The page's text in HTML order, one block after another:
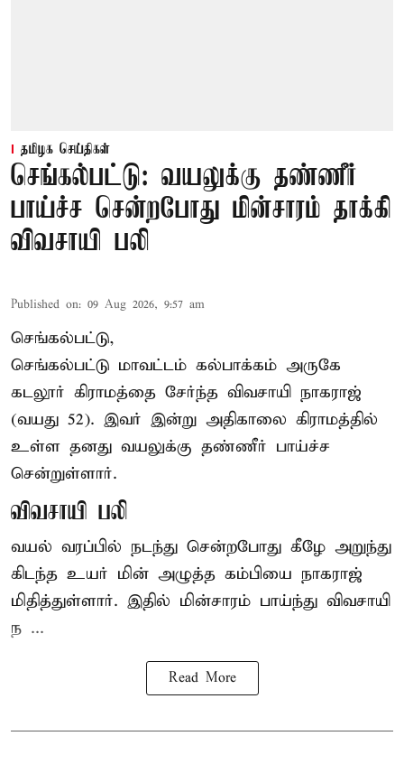
தமிழக செய்திகள்
செங்கல்பட்டு: வயலுக்கு தண்ணீர்
பாய்ச்ச சென்றபோது மின்சாரம் தாக்கி
விவசாயி பலி
Published on: 09 Aug 2026, 9:57 am
செங்கல்பட்டு,
செங்கல்பட்டு மாவட்டம் கல்பாக்கம் அருகே
கடலூர் கிராமத்தை சேர்ந்த விவசாயி நாகராஜ்
(வயது 52). இவர் இன்று அதிகாலை கிராமத்தில்
உள்ள தனது வயலுக்கு தண்ணீர் பாய்ச்ச
சென்றுள்ளார்.
விவசாயி பலி
வயல் வரப்பில் நடந்து சென்றபோது கீழே அறுந்து
கிடந்த உயர் மின் அழுத்த கம்பியை நாகராஜ்
மிதித்துள்ளார். இதில் மின்சாரம் பாய்ந்து விவசாயி
ந ...
Read More